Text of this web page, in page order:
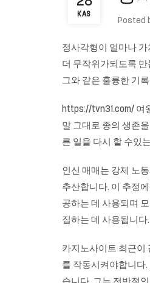
KAS
Posted
정사각형이 얼마나
더 무작위가되도록
그와 같은 훌륭한 기
https://tvn31.com/ 여
말 그대로 종의 생존
른 일을 다시 할 수있
인신 매매는 강제 노
추산합니다. 이 추정
공하는 데 사용되며
집하는 데 사용됩니다
카지노사이트 최근이
를 작동시켜야합니다.